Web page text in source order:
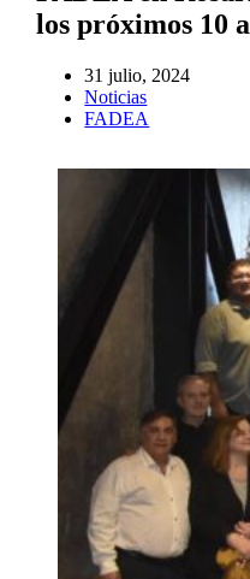
los próximos 10
31 julio, 2024
Noticias
FADEA